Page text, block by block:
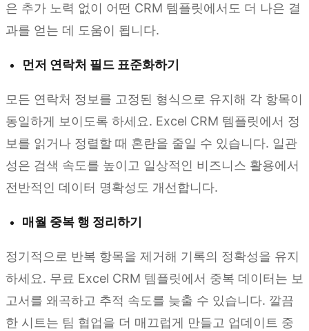
은 추가 노력 없이 어떤 CRM 템플릿에서도 더 나은 결
과를 얻는 데 도움이 됩니다.
먼저 연락처 필드 표준화하기
모든 연락처 정보를 고정된 형식으로 유지해 각 항목이
동일하게 보이도록 하세요. Excel CRM 템플릿에서 정
보를 읽거나 정렬할 때 혼란을 줄일 수 있습니다. 일관
성은 검색 속도를 높이고 일상적인 비즈니스 활용에서
전반적인 데이터 명확성도 개선합니다.
매월 중복 행 정리하기
정기적으로 반복 항목을 제거해 기록의 정확성을 유지
하세요. 무료 Excel CRM 템플릿에서 중복 데이터는 보
고서를 왜곡하고 추적 속도를 늦출 수 있습니다. 깔끔
한 시트는 팀 협업을 더 매끄럽게 만들고 업데이트 중